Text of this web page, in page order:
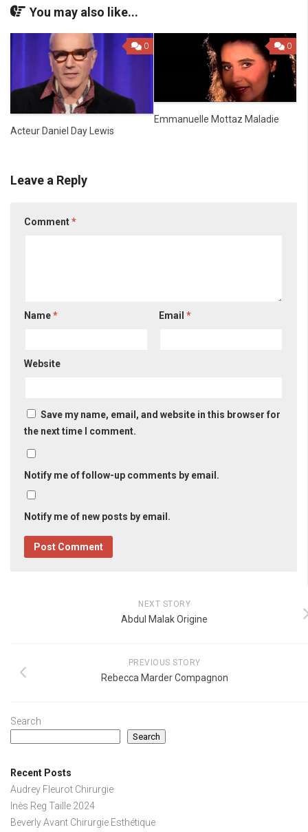
You may also like...
0
Acteur Daniel Day Lewis
0
Emmanuelle Mottaz Maladie
Leave a Reply
Comment*
Name* Email*
Website
Save my name, email, and website in this browser for
the next time I comment.
Notify me of follow-up comments by email.
Notify me of new posts by email.
NEXT STORY
Abdul Malak Origine
PREVIOUS STORY
Rebecca Marder Compagnon
Search
Search
Recent Posts
Audrey Fleurot Chirurgie
Inès Reg Taille 2024
Beverly Avant Chirurgie Esthétique